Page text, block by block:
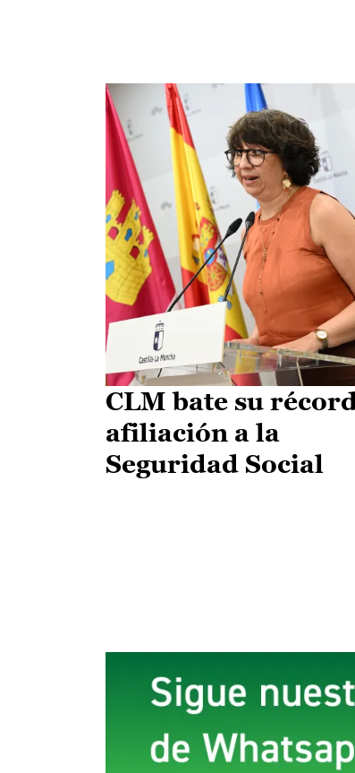
CLM bate su
afiliación a la
Seguridad Social